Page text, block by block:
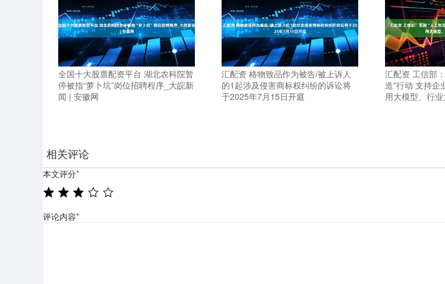
全国十大股票配资平台 湖北农科院暂
停被指“萝卜坑”岗位招聘程序_大皖新
闻 | 安徽网
汇配资 格物致品作为被告/被上诉人
的1起涉及侵害商标权纠纷的诉讼将
于2025年7月15日开庭
汇配资 工信部
造”行动 支持企
用大模型、行
相关评论
本文评分*
评论内容*